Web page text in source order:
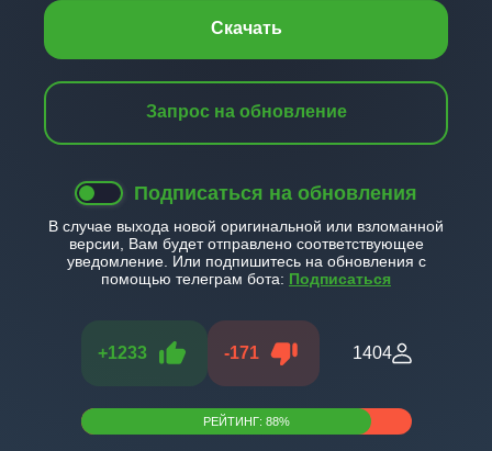
Скачать
Запрос на обновление
Подписаться на обновления
В случае выхода новой оригинальной или взломанной
версии, Вам будет отправлено соответствующее
уведомление. Или подпишитесь на обновления с
помощью телеграм бота: Подписаться
+1233 -171 1404
РЕЙТИНГ: 88%